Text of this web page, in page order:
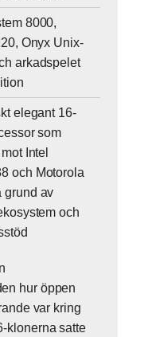
8000,
Onyx Unix-
arkadspelet
elegant 16-
som
Intel
och Motorola
grund av
och
hur öppen
var kring
klonerna satte